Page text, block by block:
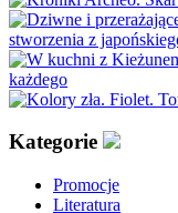
Kategorie
Promocje
Literatura